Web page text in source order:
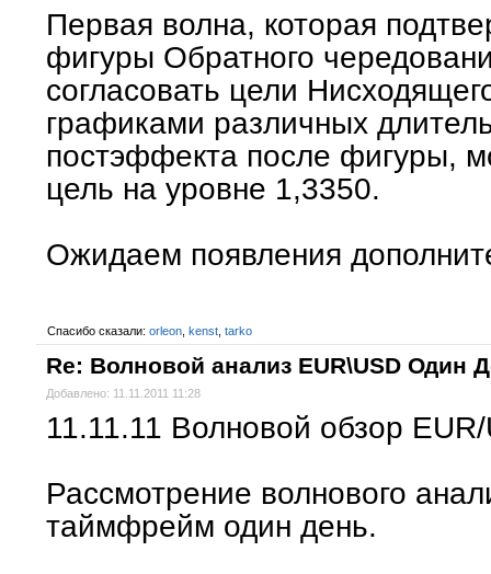
Первая волна, которая
фигуры Обратного
согласовать цели
графиками различных
постэффекта после фигуры,
цель на уровне 1,3350.
Ожидаем появления
Спасибо сказали: orleon kenst tarko
Re: Волновой анализ EUR\USD Один
Добавлено: 11.11.2011 11:28
11.11.11 Волновой обзор
Рассмотрение волнового
таймфрейм один день.